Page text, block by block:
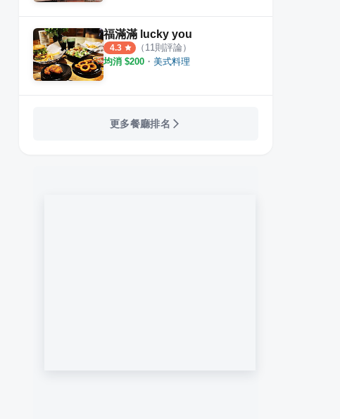
福滿滿 lucky you
4.3 （ 11 則評論）
均消 $200 ・ 美式料理
更多餐廳排名